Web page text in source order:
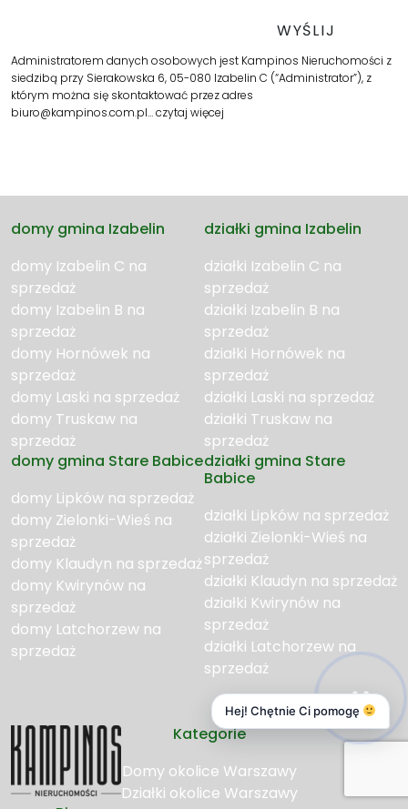
Administratorem danych osobowych jest Kampinos Nieruchomości z
siedzibą przy Sierakowska 6, 05-080 Izabelin C (“Administrator”), z
którym można się skontaktować przez adres
biuro@kampinos.com.pl…czytaj więcej
domy gmina Izabelin
domy Izabelin C na
sprzedaż
domy Izabelin B na
sprzedaż
domy Hornówek na
sprzedaż
domy Laski na sprzedaż
domy Truskaw na
sprzedaż
działki gmina Izabelin
działki Izabelin C na
sprzedaż
działki Izabelin B na
sprzedaż
działki Hornówek na
sprzedaż
działki Laski na sprzedaż
działki Truskaw na
sprzedaż
domy gmina Stare Babice
domy Lipków na sprzedaż
domy Zielonki-Wieś na
sprzedaż
domy Klaudyn na sprzedaż
domy Kwirynów na
sprzedaż
domy Latchorzew na
sprzedaż
działki gmina Stare
Babice
działki Lipków na sprzedaż
działki Zielonki-Wieś na
sprzedaż
działki Klaudyn na sprzedaż
działki Kwirynów na
sprzedaż
działki Latchorzew na
sprzedaż
Kategorie
Domy okolice Warszawy
Działki okolice Warszawy
Hej! Chętnie Ci pomogę